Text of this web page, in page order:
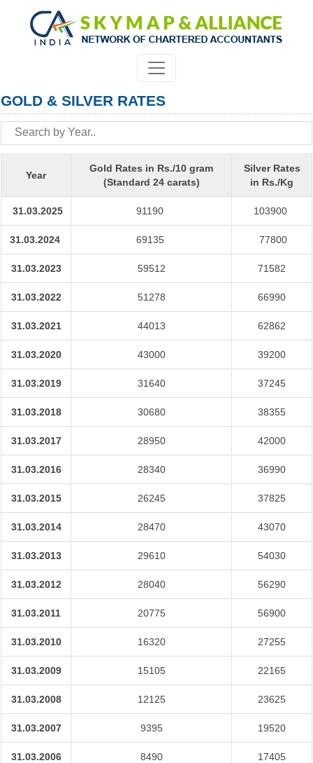
GOLD & SILVER RATES
Year
Gold Rates in Rs./10 gram
(Standard 24 carats)
Silver Rates
in Rs./Kg
31.03.2025 91190 103900
31.03.2024 69135 77800
31.03.2023 59512 71582
31.03.2022 51278 66990
31.03.2021 44013 62862
31.03.2020 43000 39200
31.03.2019 31640 37245
31.03.2018 30680 38355
31.03.2017 28950 42000
31.03.2016 28340 36990
31.03.2015 26245 37825
31.03.2014 28470 43070
31.03.2013 29610 54030
31.03.2012 28040 56290
31.03.2011 20775 56900
31.03.2010 16320 27255
31.03.2009 15105 22165
31.03.2008 12125 23625
31.03.2007 9395 19520
31.03.2006 8490 17405